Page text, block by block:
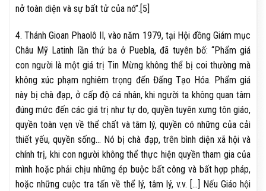
nở toàn diện và sự bất tử của nó”.[5]
4. Thánh Gioan Phaolô II, vào năm 1979, tại Hội đồng Giám mục
Châu Mỹ Latinh lần thứ ba ở Puebla, đã tuyên bố: “Phẩm giá
con người là một giá trị Tin Mừng không thể bị coi thường mà
không xúc phạm nghiêm trọng đến Đấng Tạo Hóa. Phẩm giá
này bị chà đạp, ở cấp độ cá nhân, khi người ta không quan tâm
đúng mức đến các giá trị như tự do, quyền tuyên xưng tôn giáo,
quyền toàn vẹn về thể chất và tâm lý, quyền có những của cải
thiết yếu, quyền sống… Nó bị chà đạp, trên bình diện xã hội và
chính trị, khi con người không thể thực hiện quyền tham gia của
mình hoặc phải chịu những ép buộc bất công và bất hợp pháp,
hoặc những cuộc tra tấn về thể lý, tâm lý, v.v. […] Nếu Giáo hội